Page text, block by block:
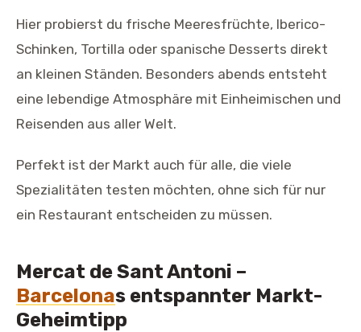
Hier probierst du frische Meeresfrüchte, Iberico-
Schinken, Tortilla oder spanische Desserts direkt
an kleinen Ständen. Besonders abends entsteht
eine lebendige Atmosphäre mit Einheimischen und
Reisenden aus aller Welt.
Perfekt ist der Markt auch für alle, die viele
Spezialitäten testen möchten, ohne sich für nur
ein Restaurant entscheiden zu müssen.
Mercat de Sant Antoni –
Barcelonas entspannter Markt-
Geheimtipp